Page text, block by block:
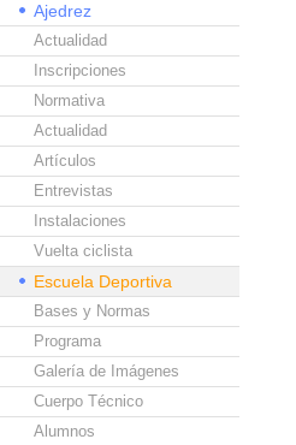
Ajedrez
Actualidad
Inscripciones
Normativa
Actualidad
Artículos
Entrevistas
Instalaciones
Vuelta ciclista
Escuela Deportiva
Bases y Normas
Programa
Galería de Imágenes
Cuerpo Técnico
Alumnos